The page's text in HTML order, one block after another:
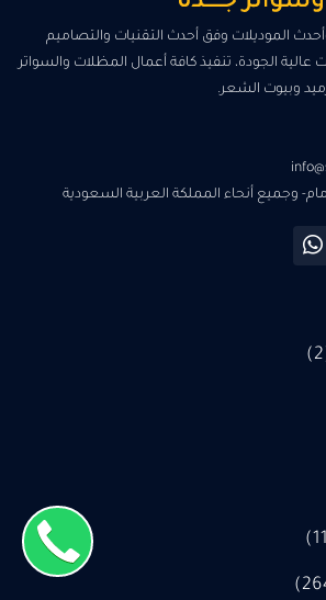
الموديلات وفق أحدث التقنيات والتصاميم
عالية الجودة، تنفيذ كافة أعمال المظلات والسواتر
وبيوت الشعر.
وجميع أنحاء المملكة العربية السعودية
)
)